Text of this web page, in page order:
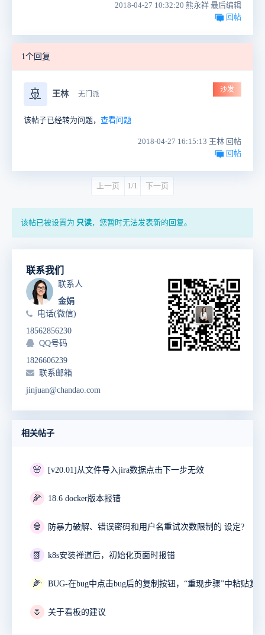
2018-04-27 10:32:20 熊永祥 最后编辑
回帖
1个回复
🚢 王林 无门派
沙发
该帖子已经转为问题， 查看问题
2018-04-27 16:15:13 王林 回帖
回帖
上一页 1/1 下一页
该帖已被设置为 只读，您暂时无法发表新的回复。
联系我们
联系人
金娟
电话(微信)
18562856230
QQ号码
1826606239
联系邮箱
jinjuan@chandao.com
相关帖子
🌸 [v20.01]从文件导入jira数据点击下一步无效
🌽 18.6 docker版本报错
🍿 防暴力破解、错误密码和用户名重试次数限制的 设定?
📗 k8s安装禅道后，初始化页面时报错
🌽
🌷 关于看板的建议